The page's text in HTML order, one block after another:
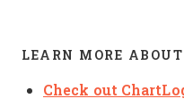
LEARN MORE
Check out